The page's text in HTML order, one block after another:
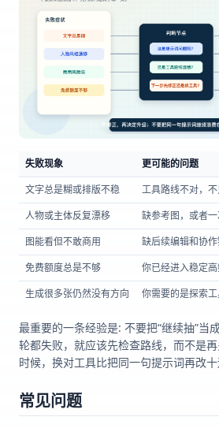
失败现象 更可能的问题
文字总是糊或排版不稳
工具路线不对，
人物或主体反复漂移
缺参考图，或者
图能看但不敢商用
缺后续编辑和协
免费额度总是不够
你已经进入稳定
生成很多张仍然没有方向
你需要的是探索
最重要的一条经验是: 不要把“继续抽”当
轮都失败，就应该先检查路线，而不是
时候，换对工具比把同一句提示词再改十
常见问题